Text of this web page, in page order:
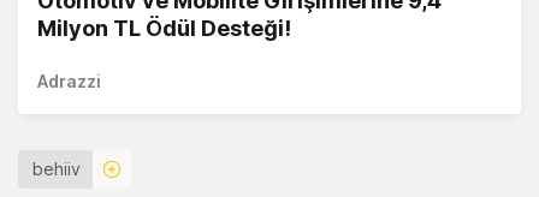
Milyon TL Ödül Desteği!
Adrazzi
behiiv